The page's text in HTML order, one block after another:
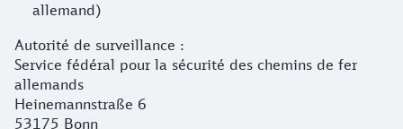
allemand)
Autorité de surveillance :
Service fédéral pour la sécurité des chemins de fer
allemands
Heinemannstraße 6
53175 Bonn